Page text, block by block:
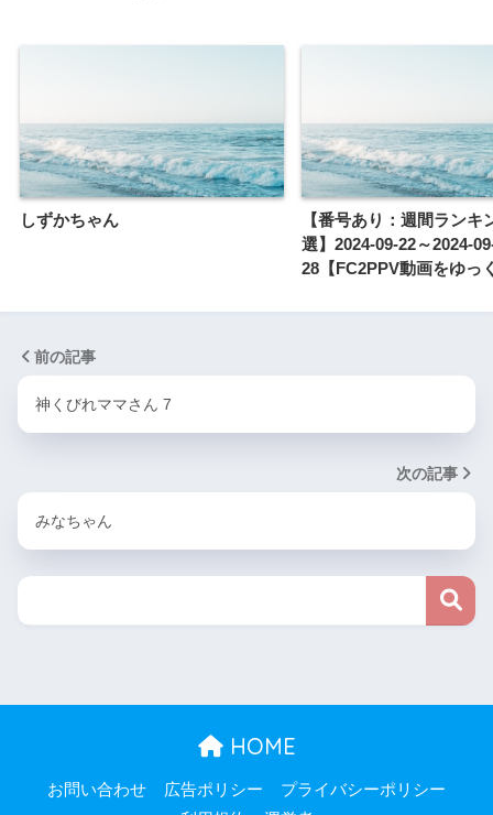
しずかちゃん
【番号あり：週間ランキ
選】2024-09-22～2024-
28【FC2PPV動画をゆっ
前の記事
神くびれママさん 7
次の記事
みなちゃん
HOME
お問い合わせ 広告ポリシー
プライバシーポリシー